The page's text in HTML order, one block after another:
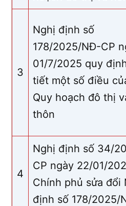
3
Nghị định số
178/2025/NĐ-CP
01/7/2025 quy
tiết một số điều
Quy hoạch đô thị
thôn
4
Nghị định số 34/
CP ngày 22/01/
Chính phủ sửa đổi
định số 178/2025/